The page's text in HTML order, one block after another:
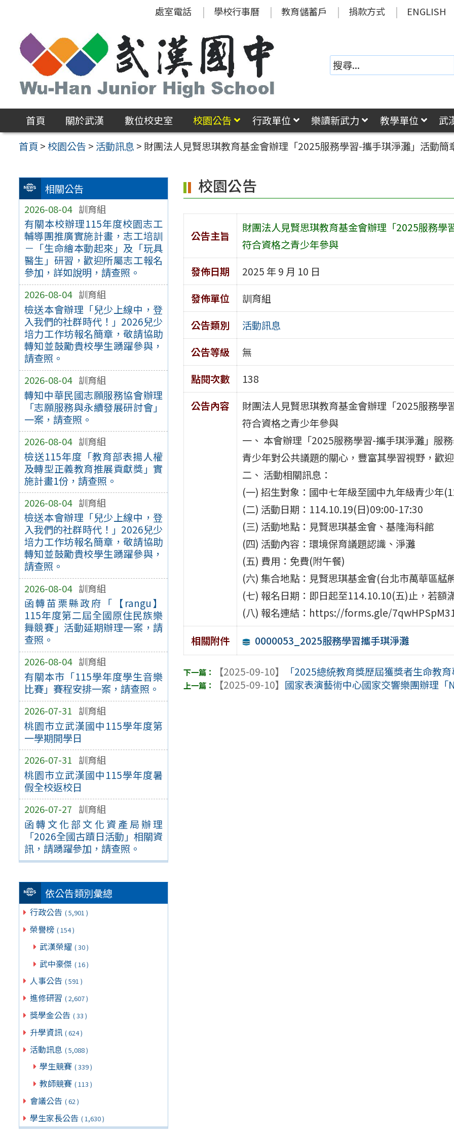
區
處室電話 學校行事曆 教育儲蓄戶 捐款方式 ENGLISH
首頁 關於武漢 數位校史室 校園公告 行政單位 樂讀新武力 教學單位 武
首頁 >校園公告 > 活動訊息 > 財團法人見賢思琪教育基金會辦理「2025服務學習-攜手琪淨灘」活動
相關公告
2026-08-04 訓育組
有關本校辦理115年度校園志工
輔導團推廣實施計畫，志工培訓
－「生命繪本動起來」及「玩具
醫生」研習，歡迎所屬志工報名
參加，詳如說明，請查照。
2026-08-04 訓育組
檢送本會辦理「兒少上線中，登
入我們的社群時代！」2026兒少
培力工作坊報名簡章，敬請協助
轉知並鼓勵貴校學生踴躍參與，
請查照。
2026-08-04 訓育組
轉知中華民國志願服務協會辦理
「志願服務與永續發展研討會」
一案，請查照。
2026-08-04 訓育組
檢送115年度「教育部表揚人權
及轉型正義教育推展貢獻獎」實
施計畫1份，請查照。
2026-08-04 訓育組
檢送本會辦理「兒少上線中，登
入我們的社群時代！」2026兒少
培力工作坊報名簡章，敬請協助
轉知並鼓勵貴校學生踴躍參與，
請查照。
2026-08-04 訓育組
函轉苗栗縣政府「【rangu】
115年度第二屆全國原住民族樂
舞競賽」活動延期辦理一案，請
查照。
2026-08-04 訓育組
有關本市「115學年度學生音樂
比賽」賽程安排一案，請查照。
2026-07-31 訓育組
桃園市立武漢國中115學年度第
一學期開學日
2026-07-31 訓育組
桃園市立武漢國中115學年度暑
假全校返校日
2026-07-27 訓育組
函轉文化部文化資產局辦理
「2026全國古蹟日活動」相關資
訊，請踴躍參加，請查照。
依公告類別彙總
行政公告 ( 5,901 )
榮譽榜 ( 154 )
武漢榮耀 ( 30 )
武中豪傑 ( 16 )
人事公告 ( 591 )
進修研習 ( 2,607 )
獎學金公告 ( 33 )
升學資訊 ( 624 )
活動訊息 ( 5,088 )
學生競賽 ( 339 )
教師競賽 ( 113 )
會議公告 ( 62 )
學生家長公告 ( 1,630 )
校園公告
公告主旨
財團法人見賢思琪教育基金會辦理「2025服務
符合資格之青少年參與
發佈日期
2025 年 9 月 10 日
發佈單位
訓育組
公告類別
活動訊息
公告等級
無
點閱次數
138
公告內容
財團法人見賢思琪教育基金會辦理「2025服務
符合資格之青少年參與
一、 本會辦理「2025服務學習-攜手琪淨灘」服
青少年對公共議題的關心，豐富其學習視野，歡
二、 活動相關訊息：
(一) 招生對象：國中七年級至國中九年級青少年
(二) 活動日期：114.10.19(日)09:00-17:30
(三) 活動地點：見賢思琪基金會、基隆海科館
(四) 活動內容：環境保育議題認識、淨灘
(五) 費用：免費(附午餐)
(六) 集合地點：見賢思琪基金會(台北市萬華區艋
(七) 報名日期：即日起至114.10.10(五)止，若額
(八) 報名連結：https://forms.gle/
相關附件
0000053_2025服務學習攜手琪淨灘
【2025-09-10】
「2025總統教育獎歷屆獲獎者生命教
【2025-09-10】 國家表演藝術中心國家交響樂團辦理「